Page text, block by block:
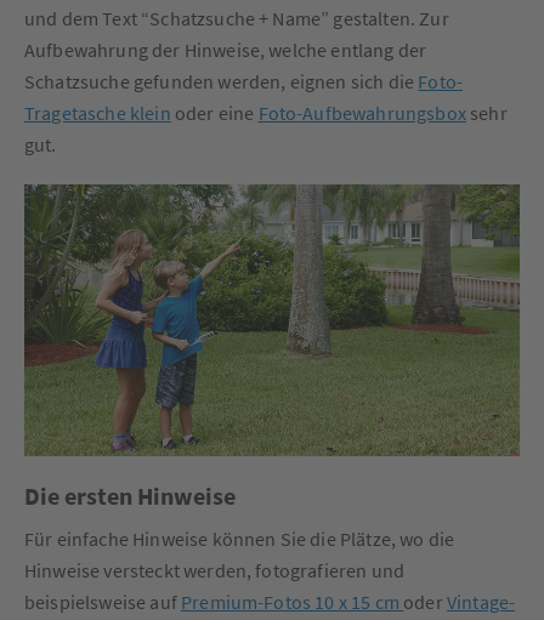
und dem Text “Schatzsuche + Name” gestalten. Zur
Aufbewahrung der Hinweise, welche entlang der
Schatzsuche gefunden werden, eignen sich die Foto-
Tragetasche klein oder eine Foto-Aufbewahrungsboxsehr
gut.
Die ersten Hinweise
Für einfache Hinweise können Sie die Plätze, wo die
Hinweise versteckt werden, fotografieren und
beispielsweise auf Premium-Fotos 10 x 15 cm oderVintage-